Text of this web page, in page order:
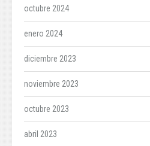
octubre 2024
enero 2024
diciembre 2023
noviembre 2023
octubre 2023
abril 2023